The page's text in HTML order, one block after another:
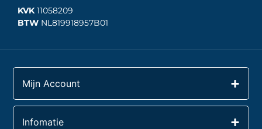
KVK11058209
BTW NL819918957B01
Mijn Account
Infomatie